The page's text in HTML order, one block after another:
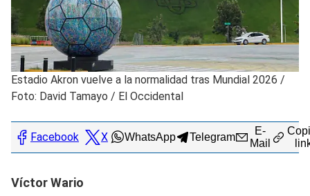
Estadio Akron vuelve a la normalidad tras Mundial 2026 /
Foto: David Tamayo / El Occidental
Facebook X WhatsApp Telegram
E-
Mail
Víctor Wario